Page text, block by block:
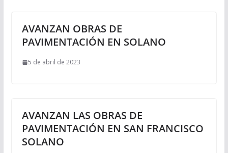
AVANZAN OBRAS DE
PAVIMENTACIÓN EN SOLANO
5 de abril de 2023
AVANZAN LAS OBRAS DE
PAVIMENTACIÓN EN SAN FRANCISCO
SOLANO